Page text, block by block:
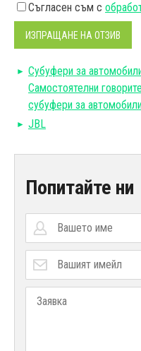
Съгласен съм с
ИЗПРАЩАНЕ НА ОТЗИВ
Субуфери за
Самостоятелни
субуфери за
JBL
Попитайте ни